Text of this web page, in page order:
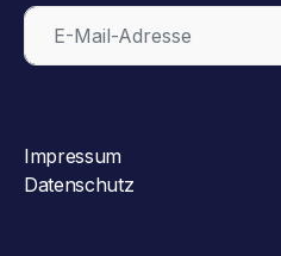
Impressum
Datenschutz